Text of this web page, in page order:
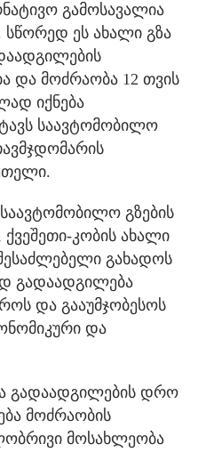
გამოსავალია
სწორედ ეს ახალი გზა
და მოძრაობა 12 თვის
იქნება
საავტომობილო
გზების
ქვეშეთი-კობის ახალი
გახადოს
გადაადგილება
და გააუმჯობესოს
და
გადაადგილების დრო
მოძრაობის
მოსახლეობა